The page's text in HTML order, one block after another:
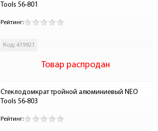
Tools 56-801
Рейтинг:
Код: 419921
Товар распродан
Стеклодомкрат тройной алюминиевый NEO
Tools 56-803
Рейтинг: